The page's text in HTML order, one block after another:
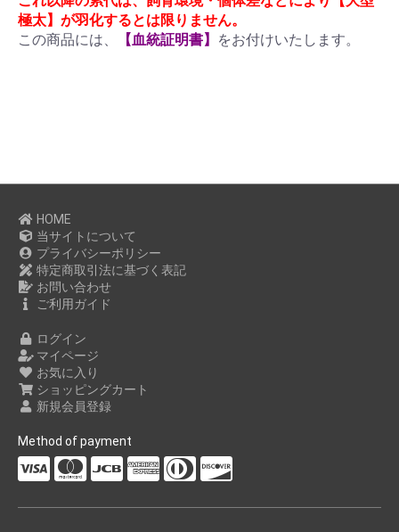
極太】が羽化するとは限りません。
この商品には、
【血統証明書】 をお付けいたします。
HOME
当サイトについて
プライバシーポリシー
特定商取引法に基づく表記
お問い合わせ
ご利用ガイド
ログイン
マイページ
お気に入り
ショッピングカート
新規会員登録
Method of payment